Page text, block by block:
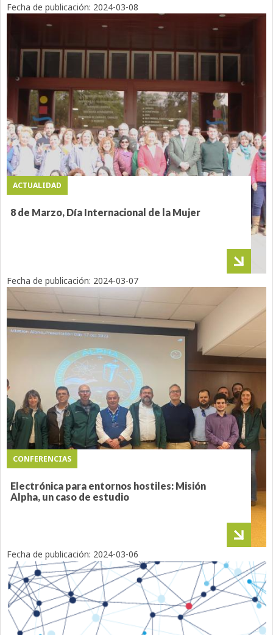
ACTUALIDAD
8 de Marzo, Día Internacional de la Mujer
Fecha de publicación: 2024-03-08
CONFERENCIAS
Electrónica para entornos hostiles: Misión
Alpha, un caso de estudio
Fecha de publicación: 2024-03-07
Fecha de publicación: 2024-03-06